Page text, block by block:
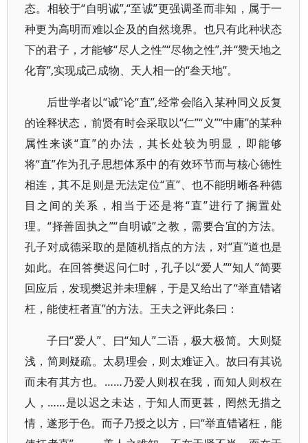
态。相较于“自明诚”,“至诚”更强调圣而非知，属于一
种更为高明而难以企及的自然境界。也只有此种状态
下的君子，才能够“尽人之性”“尽物之性”,并“赞天地之
化育”,实现成己成物、天人相一的“叁天地”。
后世学者以“诚”论“直”,经常会陷入某种同义反复
的诠释状态，前贤有时会采取以“仁”“义”“中庸”的某种
属性来谈“直”的办法，其长处较为明显，即能够
将“直”作为孔子思想体系中的有效环节而与核心德性
相连，其不足则是无法定位“直”、也不能明晰各种德
目之间的关系，相当于还是将“直”进行了搁置处
理。“择善固执之”“自明诚”之教，需要合宜的方法。
孔子对成德采取的是随机指点的方法，对“直”道也是
如此。在回答樊迟问仁时，孔子以“爱人”“知人”简要
回应后，发现樊迟并未理解，于是又给出了“举直错诸
枉，能使枉者直”的方法。王夫之评此条曰：
子曰“爱人”、曰“知人”二语，极大极简。大则疑
浅，简则疑疏。太易理会，则太难证入。故曰有其说
而未有其方也。……乃爱人则权在我，而知人则权在
人，……是以迟之未达，于知人而更甚，罔然无措之
情，遂形于色。而子乃授之以方，曰“举直错诸枉，能